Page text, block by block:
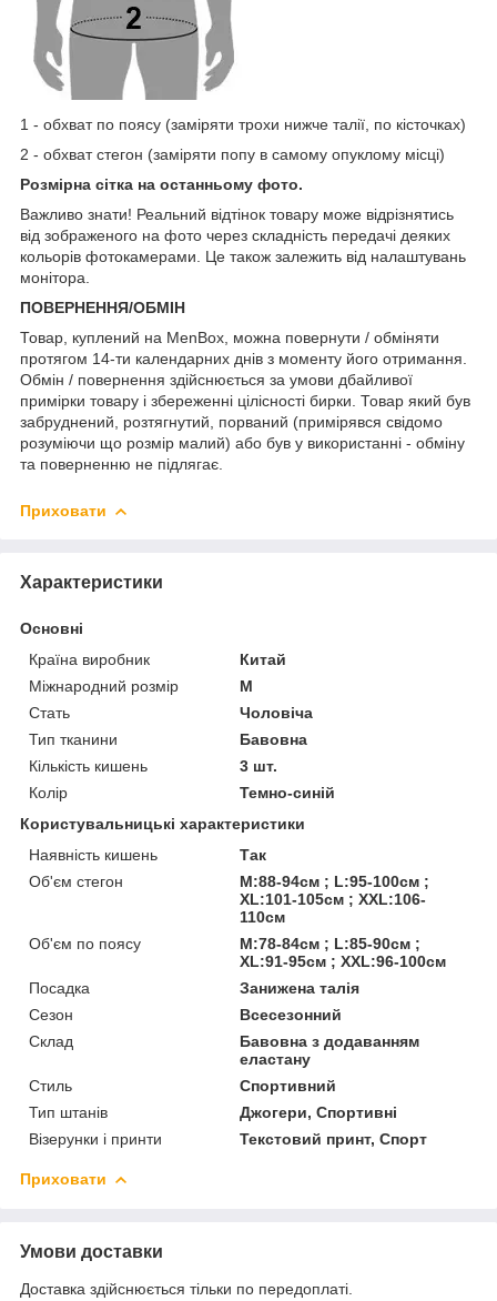
1 - обхват по поясу (заміряти трохи нижче талії, по кісточках)
2 - обхват стегон (заміряти попу в самому опуклому місці)
Розмірна сітка на останньому фото.
Важливо знати! Реальний відтінок товару може відрізнятись
від зображеного на фото через складність передачі деяких
кольорів фотокамерами. Це також залежить від налаштувань
монітора.
ПОВЕРНЕННЯ/ОБМІН
Товар, куплений на MenBox, можна повернути / обміняти
протягом 14-ти календарних днів з моменту його отримання.
Обмін / повернення здійснюється за умови дбайливої
примірки товару і збереженні цілісності бирки. Товар який був
забруднений, розтягнутий, порваний (примірявся свідомо
розуміючи що розмір малий) або був у використанні - обміну
та поверненню не підлягає.
Приховати
Характеристики
Основні
Країна виробник
Китай
Міжнародний розмір
M
Стать
Чоловіча
Тип тканини
Бавовна
Кількість кишень
3 шт.
Колір
Темно-синій
Користувальницькі характеристики
Наявність кишень
Так
Об'єм стегон
M:88-94см ; L:95-100см ;
XL:101-105см ; XXL:106-
110см
Об'єм по поясу
M:78-84см ; L:85-90см ;
XL:91-95см ; XXL:96-100см
Посадка
Занижена талія
Сезон
Всесезонний
Склад
Бавовна з додаванням
еластану
Стиль
Спортивний
Тип штанів
Джогери, Спортивні
Візерунки і принти
Текстовий принт, Спорт
Приховати
Умови доставки
Доставка здійснюється тільки по передоплаті.